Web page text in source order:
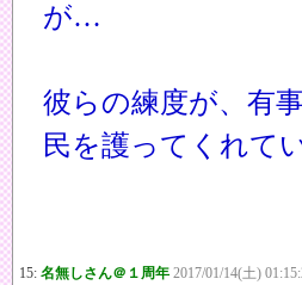
が…
彼らの練度が、有
民を護ってくれて
15: 名無しさん＠１周年 2017/01/14(土)